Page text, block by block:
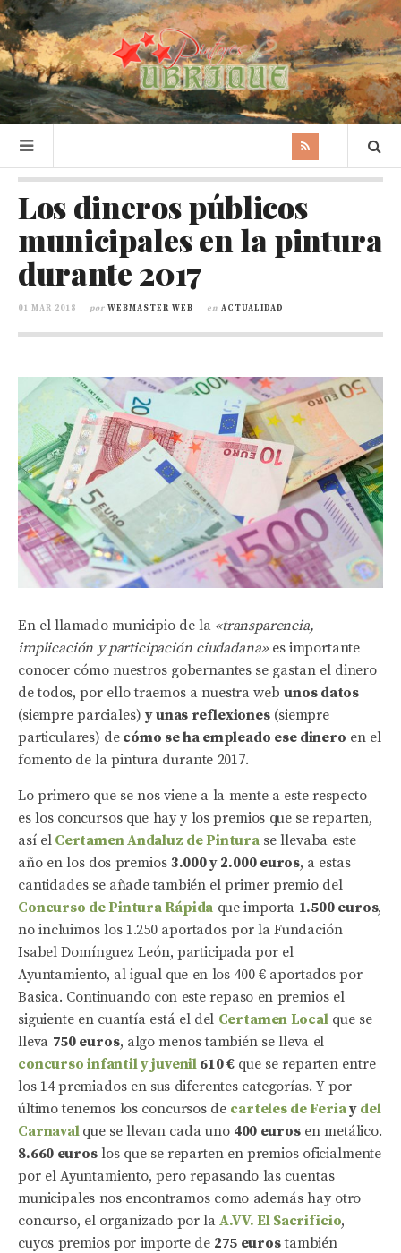
Los dineros públicos
municipales en la pintura
durante 2017
01 MAR 2018 por WEBMASTER WEB en ACTUALIDAD
En el llamado municipio de la «transparencia,
implicación y participación ciudadana»es importante
conocer cómo nuestros gobernantes se gastan el dinero
de todos, por ello traemos a nuestra webunos datos
(siempre parciales) y unas reflexiones(siempre
particulares) decómo se ha empleado ese dinero en el
fomento de la pintura durante 2017.
Lo primero que se nos viene a la mente a este respecto
es los concursos que hay y los premios que se reparten,
así el Certamen Andaluz de Pinturase llevaba este
año en los dos premios 3.000 y 2.000 euros, a estas
cantidades se añade también el primer premio del
Concurso de Pintura Rápida que importa 1.500 euros,
no incluimos los 1.250 aportados por la Fundación
Isabel Domínguez León, participada por el
Ayuntamiento, al igual que en los 400 € aportados por
Basica. Continuando con este repaso en premios el
siguiente en cuantía está el del Certamen Localque se
lleva 750 euros, algo menos también se lleva el
concurso infantil y juvenil 610 € que se reparten entre
los 14 premiados en sus diferentes categorías. Y por
último tenemos los concursos de carteles de Feriay del
Carnaval que se llevan cada uno 400 eurosen metálico.
8.660 euroslos que se reparten en premios oficialmente
por el Ayuntamiento, pero repasando las cuentas
municipales nos encontramos como además hay otro
concurso, el organizado por laA.VV. El Sacrificio,
cuyos premios por importe de 275 eurostambién